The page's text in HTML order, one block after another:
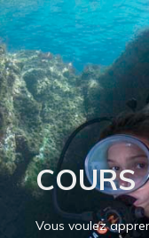
COURS
Vous voulez